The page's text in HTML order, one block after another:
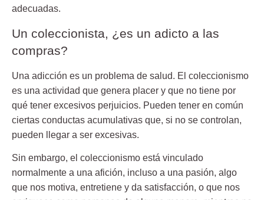
adecuadas.
Un coleccionista, ¿es un adicto a las
compras?
Una adicción es un problema de salud. El coleccionismo
es una actividad que genera placer y que no tiene por
qué tener excesivos perjuicios. Pueden tener en común
ciertas conductas acumulativas que, si no se controlan,
pueden llegar a ser excesivas.
Sin embargo, el coleccionismo está vinculado
normalmente a una afición, incluso a una pasión, algo
que nos motiva, entretiene y da satisfacción, o que nos